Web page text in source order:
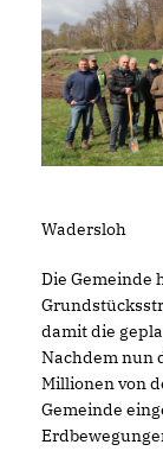
Wadersloh
Die Gemeinde
damit die
Nachdem nun
Millionen von
Gemeinde